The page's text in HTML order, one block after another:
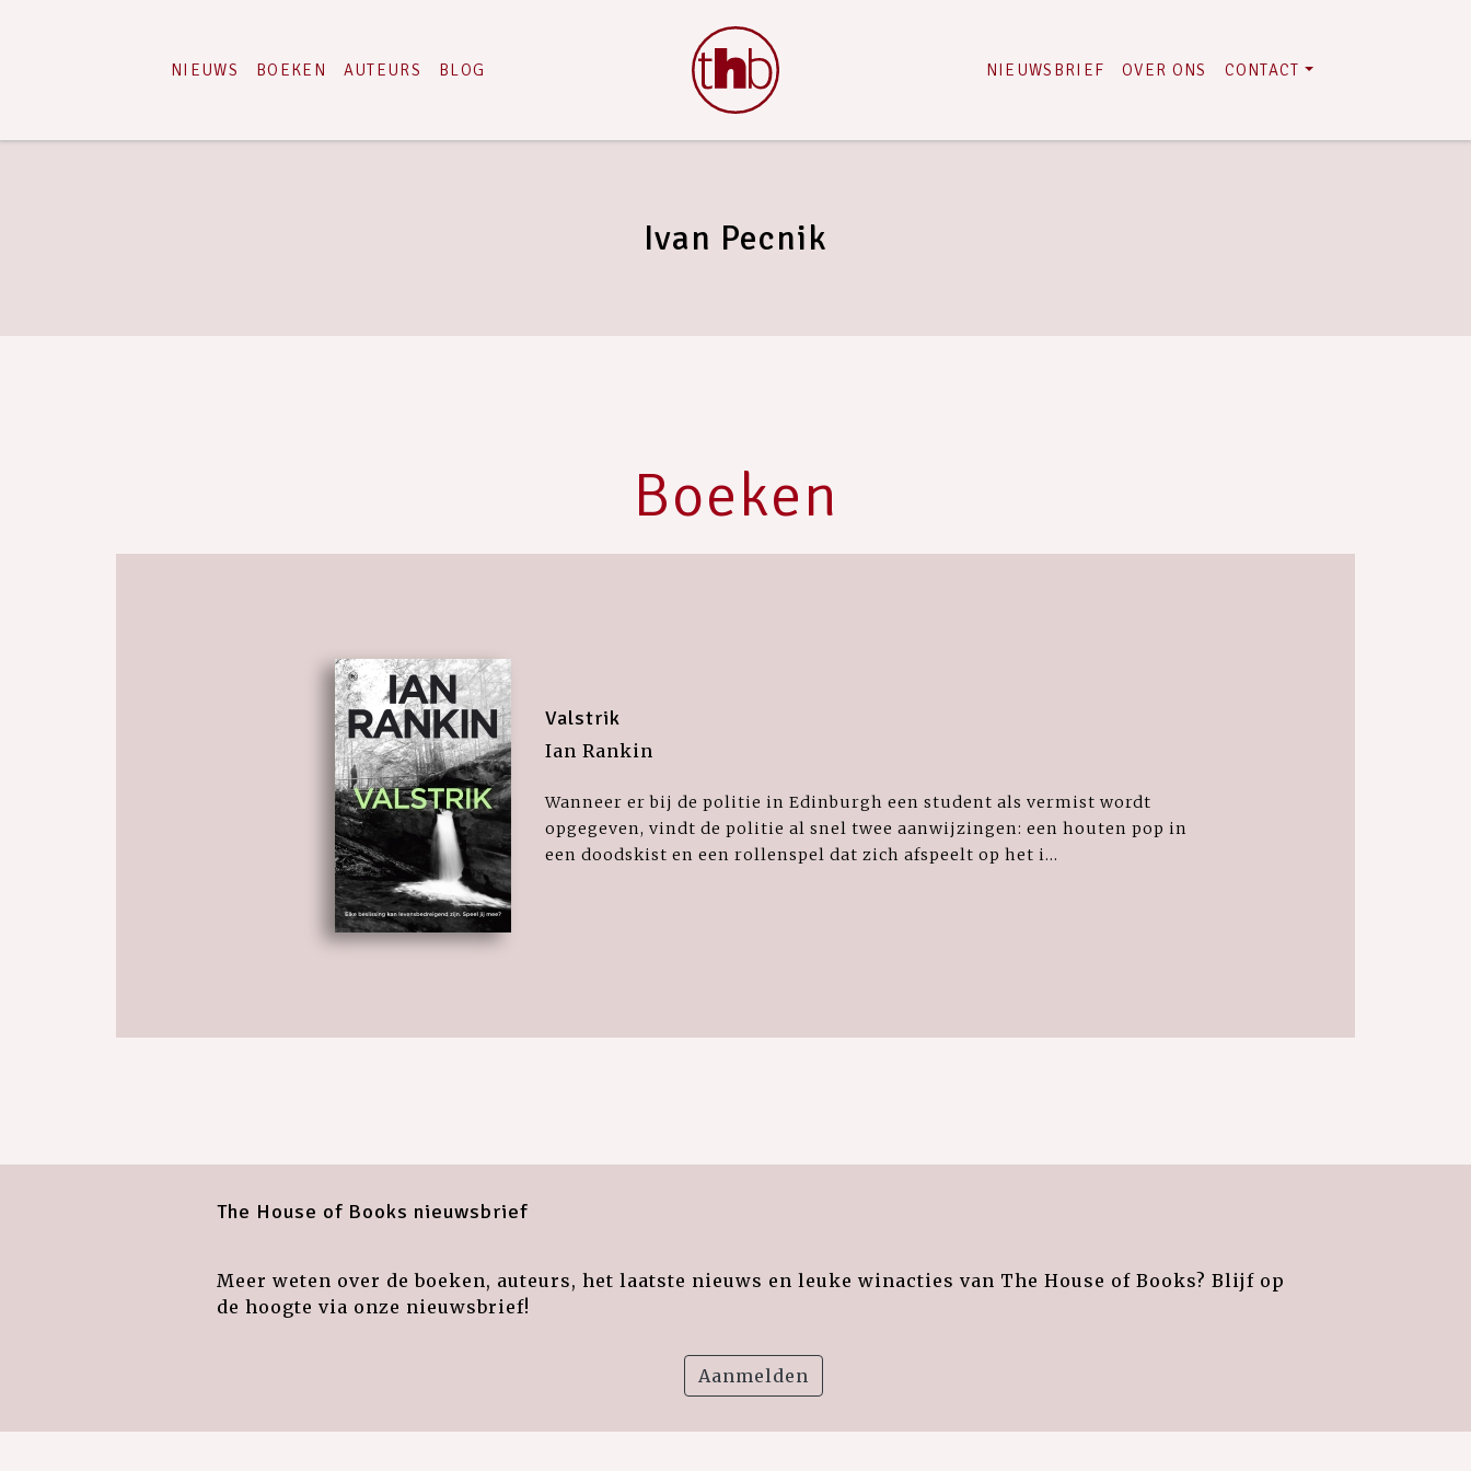
NIEUWS BOEKEN AUTEURS BLOG NIEUWSBRIEF OVER ONS CONTACT
Ivan Pecnik
Boeken
Valstrik
Ian Rankin
Wanneer er bij de politie in Edinburgh een student als vermist wordt
opgegeven, vindt de politie al snel twee aanwijzingen: een houten pop in
een doodskist en een rollenspel dat zich afspeelt op het i...
The House of Books nieuwsbrief
Meer weten over de boeken, auteurs, het laatste nieuws en leuke winacties van The House of Books? Blijf op
de hoogte via onze nieuwsbrief!
Aanmelden